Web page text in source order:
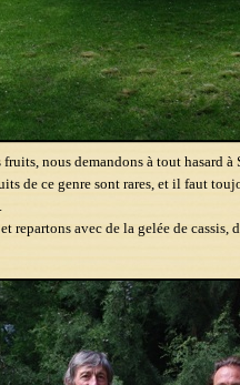
nous demandons à tout hasard
de ce genre sont rares, et il faut
repartons avec de la gelée de cassis,